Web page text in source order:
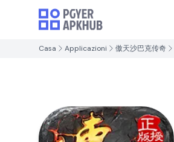
Casa Applicazioni 傲天沙巴克传奇